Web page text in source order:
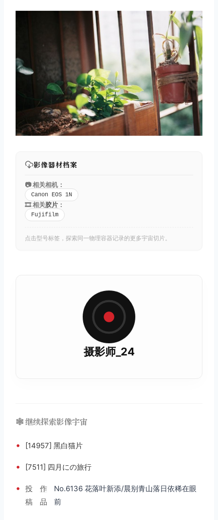
影像器材档案
📷 相关相机：
Canon EOS 1N
🎞️ 相关胶片 ：
Fujifilm
点击型号标签，探索同一物理容器记录的更多宇宙切片。
摄影师_24
🕸️ 继续探索影像宇宙
• [14957] 黑白猫片
• [7511] 四月にの旅行
•
投
稿
作
品
No.6136 花落叶新添/晨别青山落日依稀在眼
前
取消 搜索